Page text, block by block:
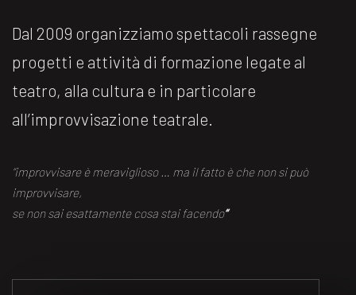
Dal 2009 organizziamo spettacoli rassegne
progetti e attività di formazione legate al
teatro, alla cultura e in particolare
all’improvvisazione teatrale.
“improvvisare è meraviglioso … ma il fatto è che non si può
improvvisare,
se non sai esattamente cosa stai facendo“